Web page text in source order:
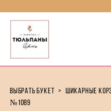
выбрать букет > шикарные
№1089